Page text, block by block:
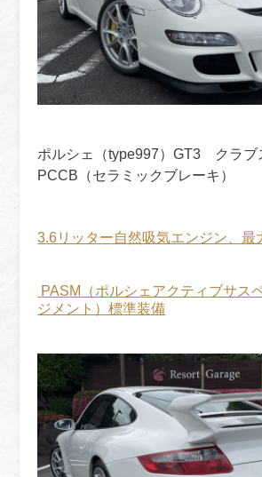
ポルシェ（type997）GT3 クラブ
PCCB（セラミックブレーキ）
3.6リッター自然吸気エンジン、最
PASM（ポルシェアクティブサス
ジメント）標準装備